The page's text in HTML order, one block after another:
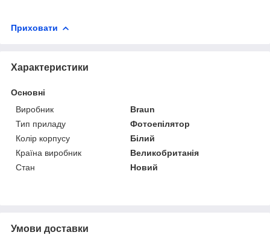
Приховати
Характеристики
Основні
Виробник
Braun
Тип приладу
Фотоепілятор
Колір корпусу
Білий
Країна виробник
Великобританія
Стан
Новий
Умови доставки